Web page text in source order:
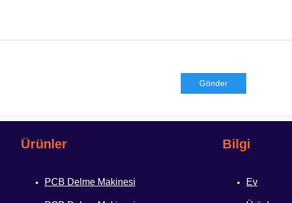
Gönder
Ürünler
PCB Delme Makinesi
Bilgi
Ev